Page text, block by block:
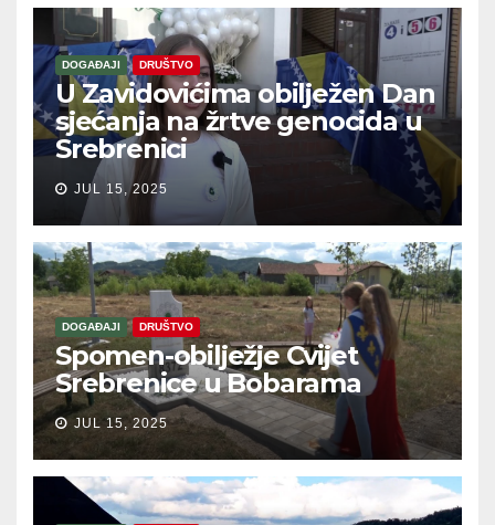
DOGAĐAJI DRUŠTVO
U Zavidovićima obilježen Dan
sjećanja na žrtve genocida u
Srebrenici
JUL 15, 2025
DOGAĐAJI DRUŠTVO
Spomen-obilježje Cvijet
Srebrenice u Bobarama
JUL 15, 2025